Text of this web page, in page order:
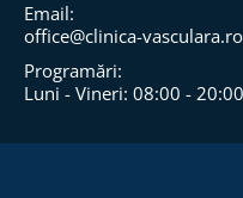
Email:
office@clinica-vasculara.ro​
Programări:
Luni - Vineri: 08:00 - 20:00